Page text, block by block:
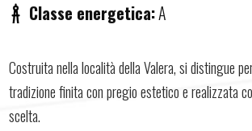
Classe energetica:A
Costruita nella località della Valera, si distingue
tradizione finita con pregio estetico e realizzata
scelta.